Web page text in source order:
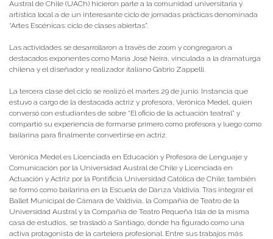
Austral de Chile (UACh) hicieron parte a la comunidad universitaria y
artística local a de un interesante ciclo de jornadas prácticas denominada
“Artes Escénicas: ciclo de clases abiertas”.
Las actividades se desarrollaron a través de zoom y congregaron a
destacados exponentes como María José Neira, vinculada a la dramaturga
chilena y el diseñador y realizador italiano Gabrio Zappelli.
La tercera clase del ciclo se realizó el martes 29 de junio. Instancia que
estuvo a cargo de la destacada actriz y profesora, Verónica Medel, quien
conversó con estudiantes de sobre “El oficio de la actuación teatral” y
compartió su experiencia de formarse primero como profesora y luego como
bailarina para finalmente convertirse en actriz.
Verónica Medel es Licenciada en Educación y Profesora de Lenguaje y
Comunicación por la Universidad Austral de Chile y Licenciada en
Actuación y Actriz por la Pontificia Universidad Católica de Chile; también
se formó como bailarina en la Escuela de Danza Valdivia. Tras integrar el
Ballet Municipal de Cámara de Valdivia, la Compañía de Teatro de la
Universidad Austral y la Compañía de Teatro Pequeña Isla de la misma
casa de estudios, se trasladó a Santiago, donde ha figurado como una
activa protagonista de la cartelera profesional. Entre sus trabajos más